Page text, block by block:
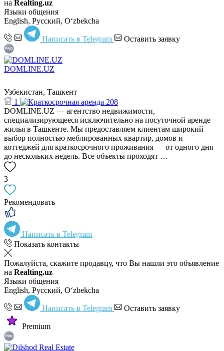
на Realting.uz
Языки общения
English, Русский, Oʻzbekcha
Написать в Telegram Оставить заявку
DOMLINE.UZ
Узбекистан, Ташкент
1
208
DOMLINE.UZ — агентство недвижимости,
специализирующееся исключительно на посуточной аренде
жилья в Ташкенте. Мы предоставляем клиентам широкий
выбор полностью меблированных квартир, домов и
коттеджей для краткосрочного проживания — от одного дня
до нескольких недель. Все объекты проходят …
3
Рекомендовать
Написать в Telegram
Показать контакты
Пожалуйста, скажите продавцу, что Вы нашли это объявление
на Realting.uz
Языки общения
English, Русский, Oʻzbekcha
Написать в Telegram Оставить заявку
Premium